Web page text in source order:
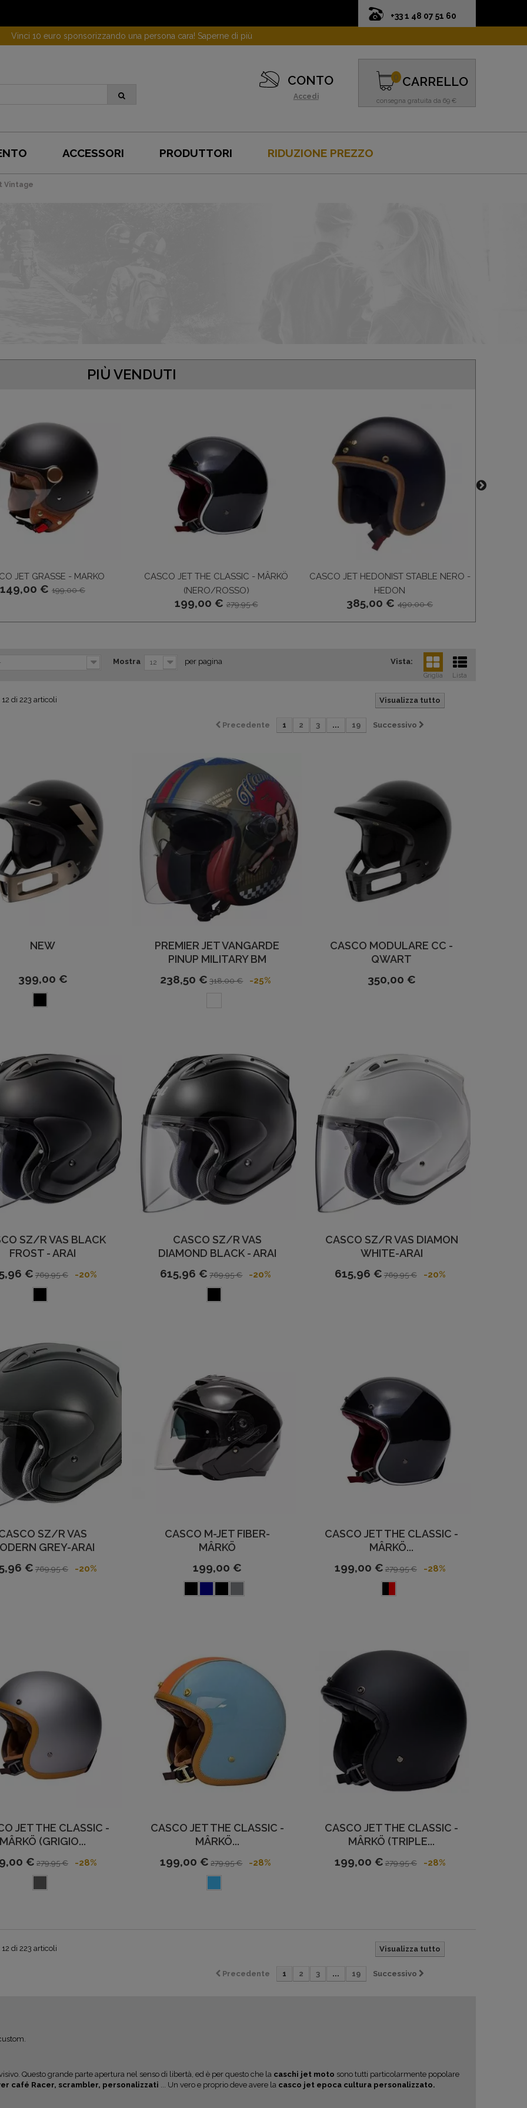
+33 1 48 07 51 60
Vinci 10 euro sponsorizzando una persona cara! Saperne di più
CONTO
Accedi
CARRELLO
consegna gratuita da 69 €
0
ACCESSORI PRODUTTORI RIDUZIONE PREZZO
Vintage
PIÙ VENDUTI
JET GRASSE - MARKO
149,00 € 199,00 €
CASCO JET THE CLASSIC - MÂRKÖ
(NERO/ROSSO)
199,00 €279,95 €
CASCO JET HEDONIST STABLE NERO -
HEDON
385,00 € 490,00 €
Vista:
Griglia Lista
Mostra 12 per pagina
Visualizza tutto
Precedente 1 2 3 ... 19 Successivo
di 223 articoli
NEW
399,00 €
PREMIER JET VANGARDE
PINUP MILITARY BM
238,50 € 318,00 € -25%
CASCO MODULARE CC -
QWART
350,00 €
SZ/R VAS BLACK
FROST - ARAI
€ 769,95 € -20%
CASCO SZ/R VAS
DIAMOND BLACK - ARAI
615,96 € 769,95 € -20%
CASCO SZ/R VAS DIAMON
WHITE-ARAI
615,96 € 769,95 € -20%
SZ/R VAS
GREY-ARAI
€ 769,95 € -20%
CASCO M-JET FIBER-
MÂRKÖ
199,00 €
CASCO JET THE CLASSIC -
MÂRKÖ...
199,00 € 279,95 € -28%
JET THE CLASSIC -
MÂRKÖ (GRIGIO...
€ 279,95 € -28%
CASCO JET THE CLASSIC -
MÂRKÖ...
199,00 € 279,95 € -28%
CASCO JET THE CLASSIC -
MÂRKÖ (TRIPLE...
199,00 € 279,95 € -28%
Visualizza tutto
Precedente 1 2 3 ... 19 Successivo
di 223 articoli
Questo grande parte apertura nel senso di libertà, ed è per questo che la caschi jet moto sono tutti particolarmente popolare
café Racer, scrambler, personalizzati ... Un vero e proprio deve avere la casco jet epoca cultura personalizzato.